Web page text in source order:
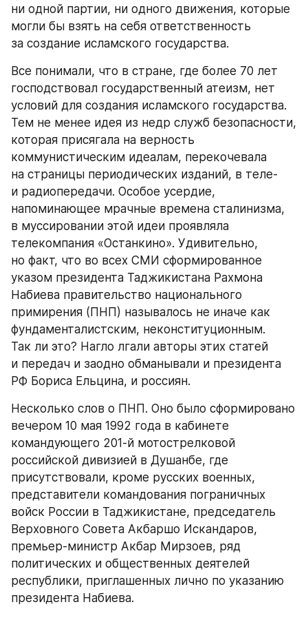
ни одной партии, ни одного движения, которые
могли бы взять на себя ответственность
за создание исламского государства.
Все понимали, что в стране, где более 70 лет
господствовал государственный атеизм, нет
условий для создания исламского государства.
Тем не менее идея из недр служб безопасности,
которая присягала на верность
коммунистическим идеалам, перекочевала
на страницы периодических изданий, в теле-
и радиопередачи. Особое усердие,
напоминающее мрачные времена сталинизма,
в муссировании этой идеи проявляла
телекомпания «Останкино». Удивительно,
но факт, что во всех СМИ сформированное
указом президента Таджикистана Рахмона
Набиева правительство национального
примирения (ПНП) называлось не иначе как
фундаменталистским, неконституционным.
Так ли это? Нагло лгали авторы этих статей
и передач и заодно обманывали и президента
РФ Бориса Ельцина, и россиян.
Несколько слов о ПНП. Оно было сформировано
вечером 10 мая 1992 года в кабинете
командующего 201-й мотострелковой
российской дивизией в Душанбе, где
присутствовали, кроме русских военных,
представители командования пограничных
войск России в Таджикистане, председатель
Верховного Совета Акбаршо Искандаров,
премьер-министр Акбар Мирзоев, ряд
политических и общественных деятелей
республики, приглашенных лично по указанию
президента Набиева.